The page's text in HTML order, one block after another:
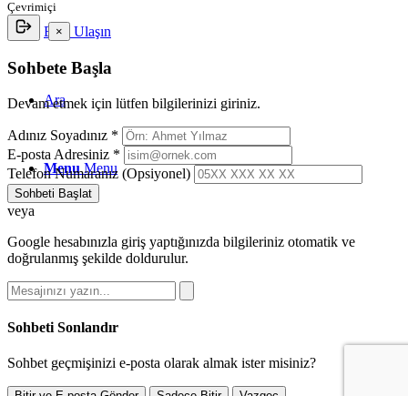
Bize Ulaşın
Ara
Menu Menu
Çevrimiçi
×
Sohbete Başla
Devam etmek için lütfen bilgilerinizi giriniz.
Adınız Soyadınız *
E-posta Adresiniz *
Telefon Numaranız (Opsiyonel)
Sohbeti Başlat
veya
Google hesabınızla giriş yaptığınızda bilgileriniz otomatik ve
doğrulanmış şekilde doldurulur.
Sohbeti Sonlandır
Sohbet geçmişinizi e-posta olarak almak ister misiniz?